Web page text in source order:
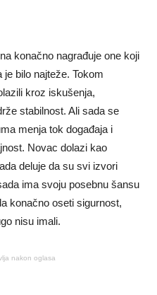
konačno nagrađuje one koji
bilo najteže. Tokom
kroz iskušenja,
stabilnost. Ali sada se
menja tok događaja i
Novac dolazi kao
deluje da su svi izvori
ima svoju posebnu šansu
konačno oseti sigurnost,
nisu imali.
nakon oglasa